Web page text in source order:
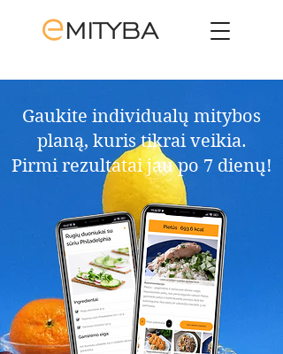
Gaukite individualų mitybos
planą, kuris tikrai veikia.​
Pirmi rezultatai jau po 7 dienų!